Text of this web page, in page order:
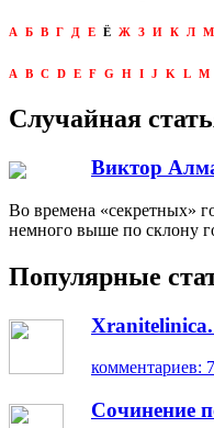
А Б В Г Д Е Ё Ж З И К Л М
A B C D E F G H I J K L M
Случайная
Виктор
Во времена «секретных»
немного выше по склону
Популярные
комментариев: 7
Сочинение